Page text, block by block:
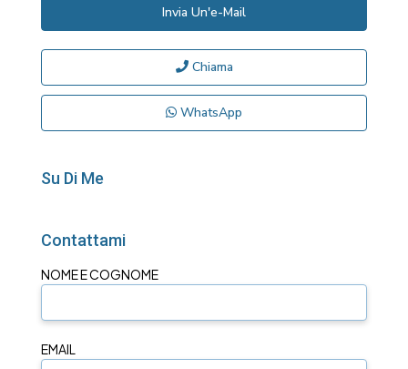
Invia Un'e-Mail
Chiama
WhatsApp
Su Di Me
Contattami
NOME E COGNOME
EMAIL